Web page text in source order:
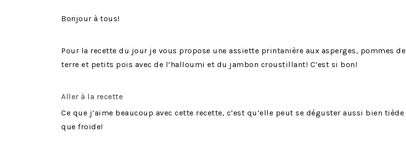
Bonjour à tous!
Pour la recette du jour je vous propose une assiette printanière aux asperges, pommes de
terre et petits pois avec de l’halloumi et du jambon croustillant! C’est si bon!
Aller à la recette
Ce que j’aime beaucoup avec cette recette, c’est qu’elle peut se déguster aussi bien tiède
que froide!